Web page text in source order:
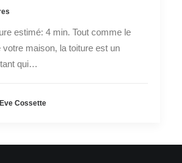
estimé: 4 min. Tout comme le
votre maison, la toiture est un
qui…
Cossette